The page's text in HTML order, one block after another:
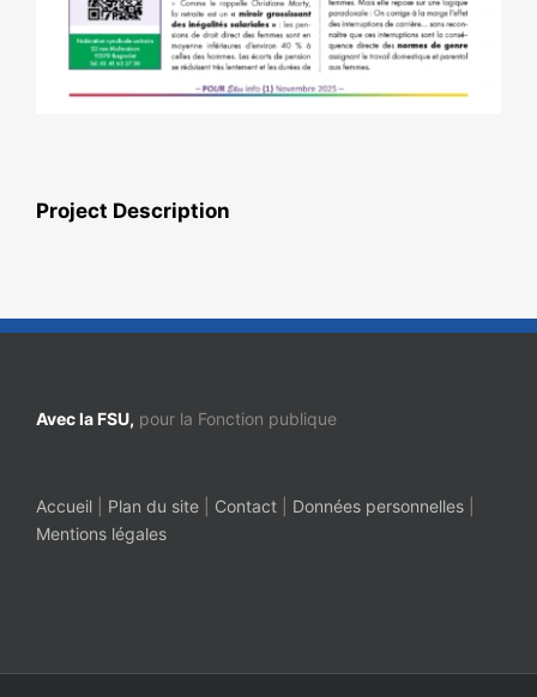
Project Description
Avec la FSU, pour la Fonction publique
Accueil Plan du site Contact Données personnelles
Mentions légales